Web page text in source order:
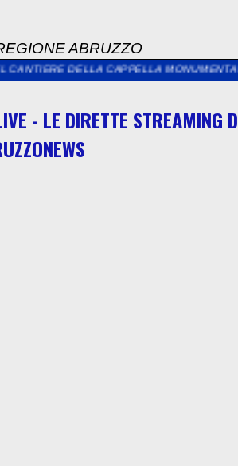
ABRUZZO
MONUMENTALE INTITOLATA
- LE DIRETTE STREAMING